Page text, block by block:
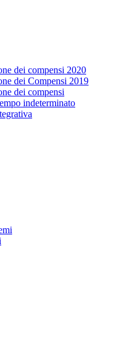
dei compensi 2020
dei Compensi 2019
dei compensi
indeterminato